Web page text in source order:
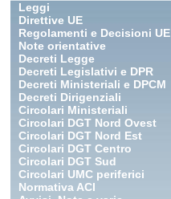
Leggi
Direttive UE
Regolamenti e Decisioni UE
Note orientative
Decreti Legge
Decreti Legislativi e DPR
Decreti Ministeriali e DPCM
Decreti Dirigenziali
Circolari Ministeriali
Circolari DGT Nord Ovest
Circolari DGT Nord Est
Circolari DGT Centro
Circolari DGT Sud
Circolari UMC periferici
Normativa ACI